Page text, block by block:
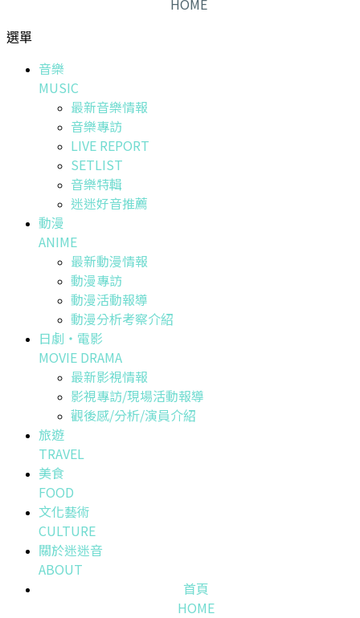
HOME
選單
音樂
MUSIC
最新音樂情報
音樂專訪
LIVE REPORT
SETLIST
音樂特輯
迷迷好音推薦
動漫
ANIME
最新動漫情報
動漫專訪
動漫活動報導
動漫分析考察介紹
日劇・電影
MOVIE DRAMA
最新影視情報
影視專訪/現場活動報導
觀後感/分析/演員介紹
旅遊
TRAVEL
美食
FOOD
文化藝術
CULTURE
關於迷迷音
ABOUT
首頁
HOME